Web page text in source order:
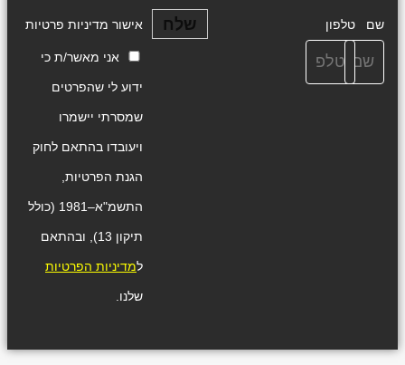
שם טלפון אישור מדיניות פרטיות
אני מאשר/ת כי
ידוע לי שהפרטים
שמסרתי יישמרו
ויעובדו בהתאם לחוק
הגנת הפרטיות,
התשמ"א–1981 (כולל
תיקון 13), ובהתאם
למדיניות הפרטיות
שלנו.
שלח